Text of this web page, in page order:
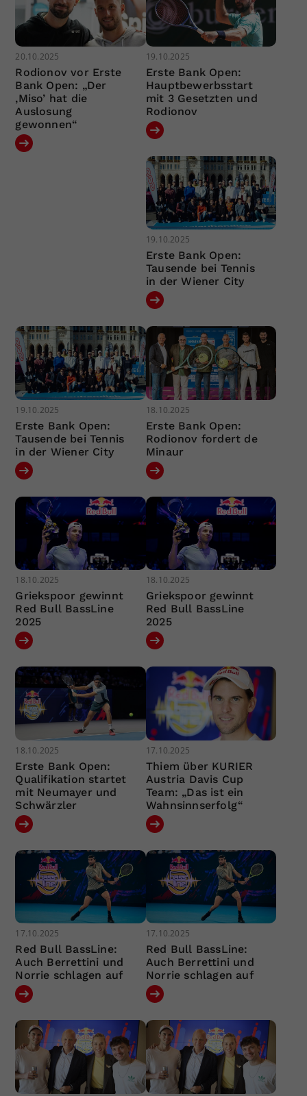
20.10.2025
Rodionov vor Erste
Bank Open: „Der
‚Miso’ hat die
Auslosung
gewonnen“
19.10.2025
Erste Bank Open:
Hauptbewerbsstart
mit 3 Gesetzten und
Rodionov
19.10.2025
Erste Bank Open:
Tausende bei Tennis
in der Wiener City
19.10.2025
Erste Bank Open:
Tausende bei Tennis
in der Wiener City
18.10.2025
Erste Bank Open:
Rodionov fordert de
Minaur
18.10.2025
Griekspoor gewinnt
Red Bull BassLine
2025
18.10.2025
Griekspoor gewinnt
Red Bull BassLine
2025
18.10.2025
Erste Bank Open:
Qualifikation startet
mit Neumayer und
Schwärzler
17.10.2025
Thiem über KURIER
Austria Davis Cup
Team: „Das ist ein
Wahnsinnserfolg“
17.10.2025
Red Bull BassLine:
Auch Berrettini und
Norrie schlagen auf
17.10.2025
Red Bull BassLine:
Auch Berrettini und
Norrie schlagen auf